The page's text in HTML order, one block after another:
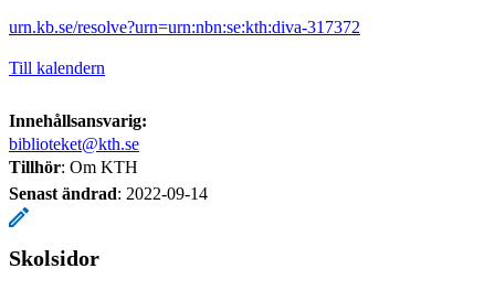
urn.kb.se/resolve?urn=urn:nbn:se:kth:diva-317372
Till kalendern
Innehållsansvarig:
biblioteket@kth.se
Tillhör: Om KTH
Senast ändrad: 2022-09-14
Skolsidor